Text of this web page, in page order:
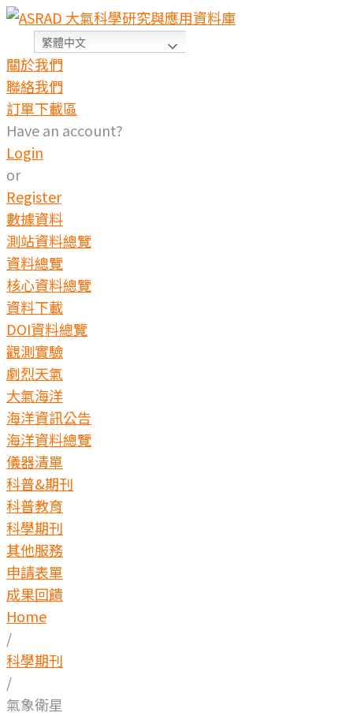
繁體中文
關於我們
聯絡我們
訂單下載區
Have an account?
Login
or
Register
數據資料
測站資料總覽
資料總覽
核心資料總覽
資料下載
DOI資料總覽
觀測實驗
劇烈天氣
大氣海洋
海洋資訊公告
海洋資料總覽
儀器清單
科普&期刊
科普教育
科學期刊
其他服務
申請表單
成果回饋
Home
/
科學期刊
/
氣象衛星